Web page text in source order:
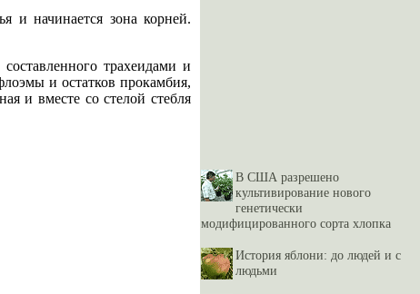
и начинается зона корней.
трахеидами и
и остатков прокамбия,
и вместе со стелой стебля
В США разрешено
культивирование нового
генетически
модифицированного сорта хлопка
История яблони: до людей и с
людьми